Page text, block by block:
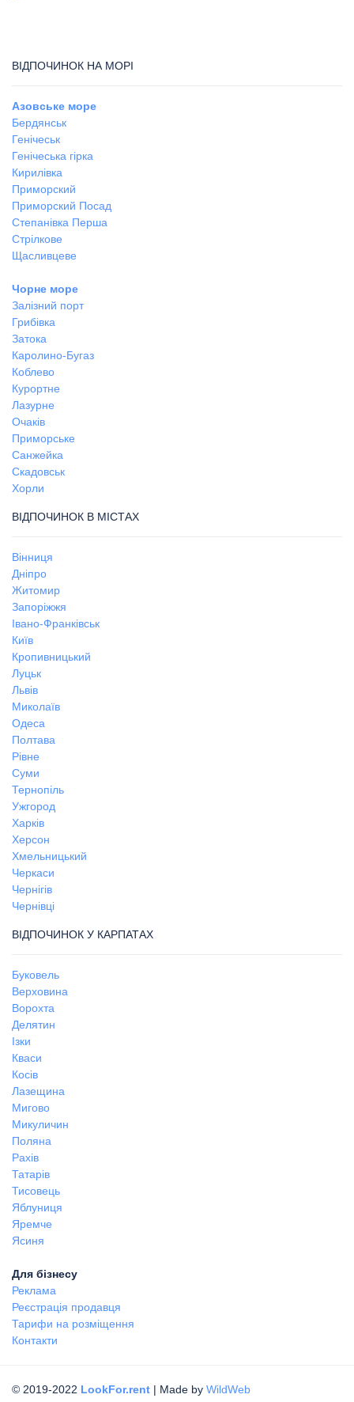
ВІДПОЧИНОК НА МОРІ
Азовське море
Бердянськ
Генічеськ
Генічеська гірка
Кирилівка
Приморский
Приморский Посад
Степанівка Перша
Стрілкове
Щасливцеве
Чорне море
Залізний порт
Грибівка
Затока
Каролино-Бугаз
Коблево
Курортне
Лазурне
Очаків
Приморське
Санжейка
Скадовськ
Хорли
ВІДПОЧИНОК В МІСТАХ
Вінниця
Дніпро
Житомир
Запоріжжя
Івано-Франківськ
Київ
Кропивницький
Луцьк
Львів
Миколаїв
Одеса
Полтава
Рівне
Суми
Тернопіль
Ужгород
Харків
Херсон
Хмельницький
Черкаси
Чернігів
Чернівці
ВІДПОЧИНОК У КАРПАТАХ
Буковель
Верховина
Ворохта
Делятин
Ізки
Кваси
Косів
Лазещина
Мигово
Микуличин
Поляна
Рахів
Татарів
Тисовець
Яблуниця
Яремче
Ясиня
Для бізнесу
Реклама
Реєстрація продавця
Тарифи на розміщення
Контакти
© 2019-2022 LookFor.rent | Made by WildWeb